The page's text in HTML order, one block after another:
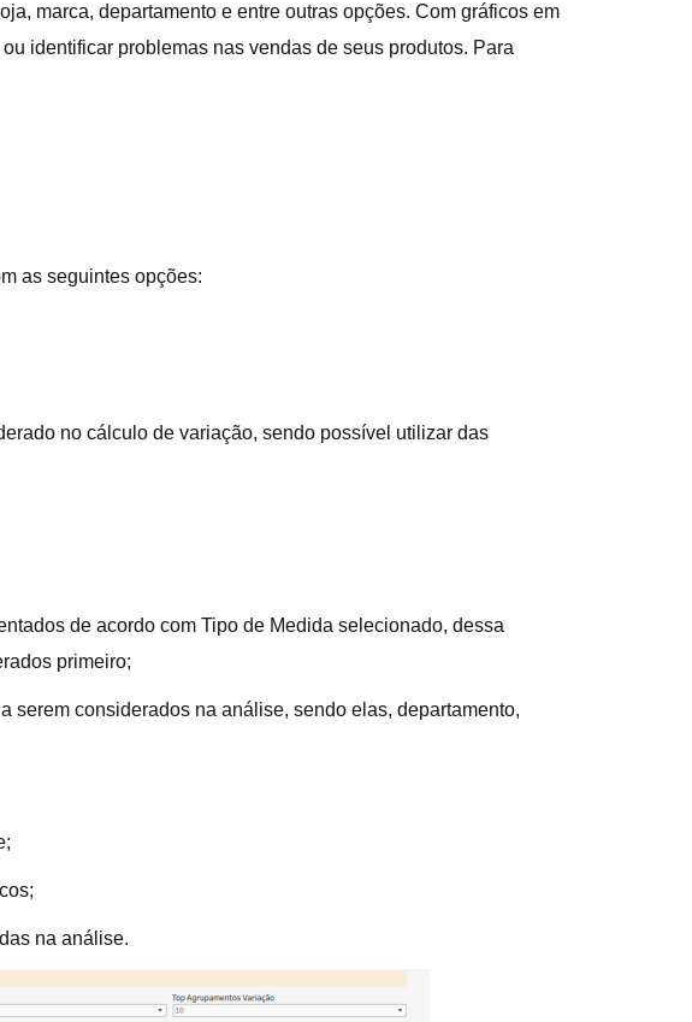
marca, departamento e entre outras opções. Com gráficos em
identificar problemas nas vendas de seus produtos. Para
as seguintes opções:
no cálculo de variação, sendo possível utilizar das
de acordo com Tipo de Medida selecionado, dessa
primeiro;
serem considerados na análise, sendo elas, departamento,
na análise.